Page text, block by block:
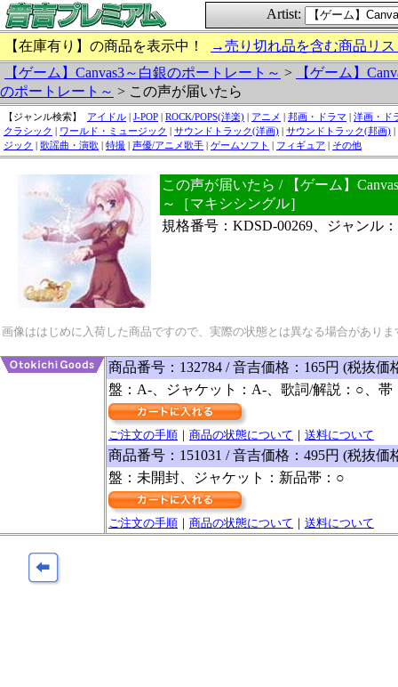
Artist:
【在庫有り】の商品を表示中！
→売り切れ品を含む商品リ
【ゲーム】Canvas3～白銀のポートレート～ >
【ゲーム】
のポートレート～ > この声が届いたら
【ジャンル検索】 アイドル | J-POP | ROCK/POPS(洋楽) | アニメ | 邦画・ドラマ | 洋画・ド
クラシック | ワールド・ミュージック | サウンドトラック(洋画) | サウンドトラック(邦画) |
ジック | 歌謡曲・演歌 | 特撮 | 声優/アニメ歌手 | ゲームソフト | フィギュア | その他
この声が届いたら / 【ゲーム】
～［マキシシングル］
規格番号：KDSD-00269、ジャンル
画像ははじめに入荷した商品ですので、実際の状態とは異なる場合があり
商品番号：132784 / 音吉価格：165円 (税抜価
盤：A-、ジャケット：A-、歌詞/解説：○、帯
ご注文の手順 ｜ 商品の状態について ｜ 送料について
商品番号：151031 / 音吉価格：495円 (税抜価
盤：未開封、ジャケット：新品帯：○
ご注文の手順 ｜ 商品の状態について ｜ 送料について